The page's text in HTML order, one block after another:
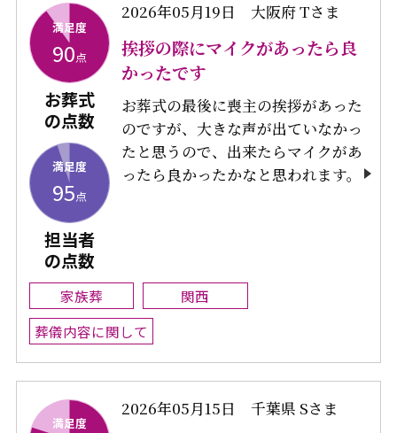
満足度
90点
お葬式
の点数
満足度
95点
担当者
の点数
2026年05月19日 大阪府 Tさま
挨拶の際にマイクがあったら良
かったです
お葬式の最後に喪主の挨拶があった
のですが、大きな声が出ていなかっ
たと思うので、出来たらマイクがあ
ったら良かったかなと思われます。
家族葬
関西
葬儀内容に関して
満足度
2026年05月15日 千葉県 Sさま